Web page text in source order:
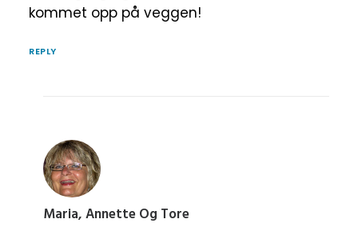
kommet opp på veggen!
REPLY
Maria, Annette Og Tore